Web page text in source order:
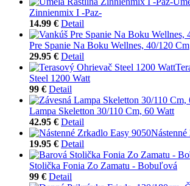
Zinnienmix I -Paz-
14.99 € Detail
Pre Spanie Na Boku Wellnes, 40/120 Cm
29.95 € Detail
Steel 1200 Watt
99 € Detail
Lampa Skeletton 30/110 Cm, 60 Watt
42.95 € Detail
19.95 € Detail
Stolička Fonia Zo Zamatu - Bobuľová
99 € Detail